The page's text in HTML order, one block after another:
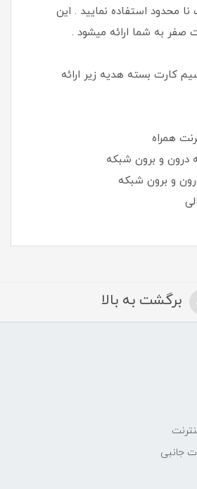
نا محدود استفاده نمایید . این
به شما ارائه میشود .
کارت بسته هدیه زیر ارائه
برگشت به بالا
جانبی